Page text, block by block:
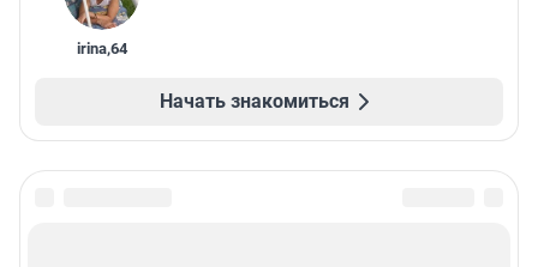
irina,64
Начать знакомиться